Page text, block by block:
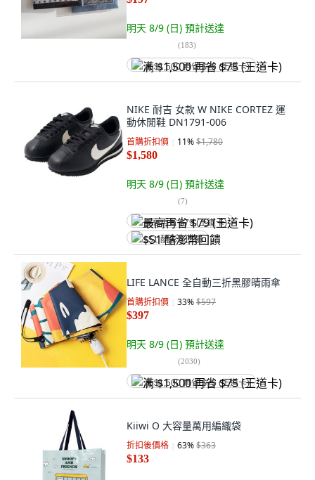
明天 8/9 (日) 預計送達
(183)
满 $1,500 再省 $75 (王道卡)
NIKE 耐吉 女款 W NIKE CORTEZ 運
動休閒鞋 DN1791-006
首購折扣價 11%$1,780
$1,580
明天 8/9 (日) 預計送達
(7)
最高再省 $79 (王道卡)
$51 酷澎幣回饋
LIFE LANCE 全自動三折黑膠晴雨傘
首購折扣價 33%$597
$397
明天 8/9 (日) 預計送達
(2030)
满 $1,500 再省 $75 (王道卡)
Kiiwi O 大容量萬用編織袋
折扣後價格 63%$363
$133